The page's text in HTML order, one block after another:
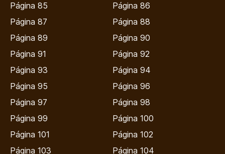
Página 85
Página 86
Página 87
Página 88
Página 89
Página 90
Página 91
Página 92
Página 93
Página 94
Página 95
Página 96
Página 97
Página 98
Página 99
Página 100
Página 101
Página 102
Página 103
Página 104